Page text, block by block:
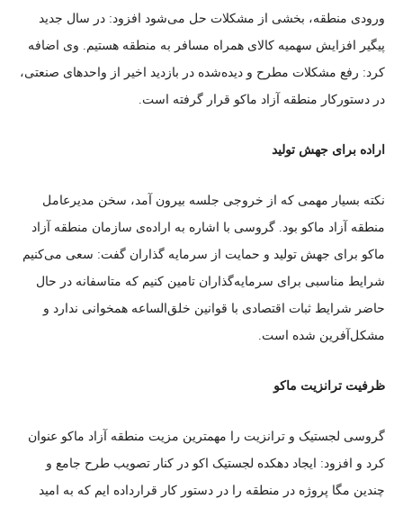
ورودی منطقه، بخشی از مشکلات حل می‌شود افزود: در سال جدید
پیگیر افزایش سهمیه کالای همراه مسافر به منطقه هستیم. وی اضافه
کرد: رفع مشکلات مطرح و دیده‌شده در بازدید اخیر از واحد‌های صنعتی،
در دستورکار منطقه آزاد ماکو قرار گرفته است.
اراده برای جهش تولید
نکته بسیار مهمی که از خروجی جلسه بیرون آمد، سخن مدیرعامل
منطقه آزاد ماکو بود. گروسی با اشاره به اراده‌ی سازمان منطقه آزاد
ماکو برای جهش تولید و حمایت از سرمایه گذاران گفت: سعی می‌کنیم
شرایط مناسبی برای سرمایه‌گذاران تامین کنیم که متاسفانه در حال
حاضر شرایط ثبات اقتصادی با قوانین خلق‌الساعه همخوانی ندارد و
مشکل‌آفرین شده است.
ظرفیت ترانزیت ماکو
گروسی لجستیک و ترانزیت را مهمترین مزیت منطقه آزاد ماکو عنوان
کرد و افزود: ایجاد دهکده لجستیک اکو در کنار تصویب طرح جامع و
چندین مگا پروژه در منطقه را در دستور کار قرارداده ایم که به امید